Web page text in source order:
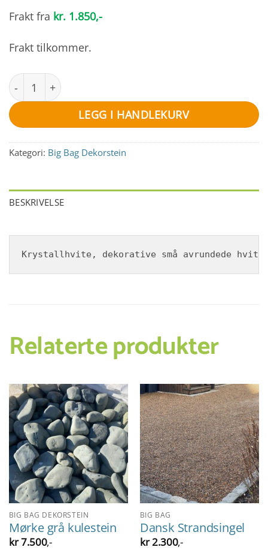
Frakt fra kr. 1.850,-
Frakt tilkommer.
Hvite marmor kulestein 16-25mm antall
LEGG I HANDLEKURV
Kategori: Big Bag Dekorstein
BESKRIVELSE
Krystallhvite, dekorative små avrundede
Relaterte produkter
BIG BAG DEKORSTEIN
Mørke grå kulestein
kr7.500,-
BIG BAG
Dansk Strandsingel
kr2.300,-